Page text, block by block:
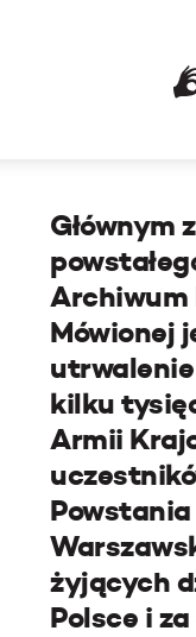
Głównym
Mówionej
kilku
Armii
Powstania
żyjących
Polsce i